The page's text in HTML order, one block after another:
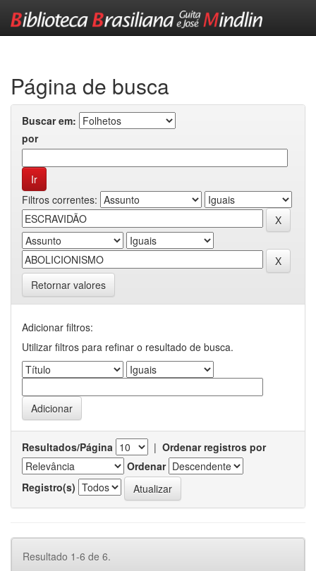
Página de busca
Buscar em:
por
Filtros correntes:
Retornar valores
Adicionar filtros:
Utilizar filtros para refinar o resultado de busca.
Resultados/Página | Ordenar registros por
Ordenar
Registro(s)
Resultado 1-6 de 6.